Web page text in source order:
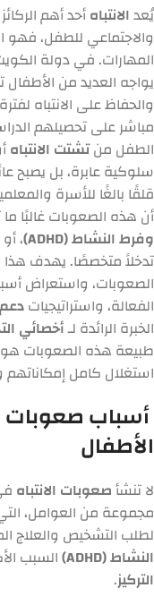
يُعدالانتباهأحد أهم
والاجتماعي للطفل، فهو
المهارات. في دولة
يواجه العديد من الأطفال
والحفاظ على الانتباه
مباشر على تحصيلهم
الطفل منتشتت الانتباه
سلوكية عابرة، بل يصبح
قلقًا بالغًا للأسرة
أن هذه الصعوبات غالبًا
وفرط النشاط (ADHD)
،
تدخلاً متخصصًا. يهدف
الصعوبات، واستعراض
الفعالة، واستراتيجيات
الخبرة الرائدة لـأخصائي
طبيعة هذه الصعوبات هو
استغلال كامل إمكاناتهم
أسباب صعوبات
الأطفال
لا تنشأصعوبات الانتباه
مجموعة من العوامل،
لطلب التشخيص والعلاج
النشاط (ADHD)
السبب
التركيز.